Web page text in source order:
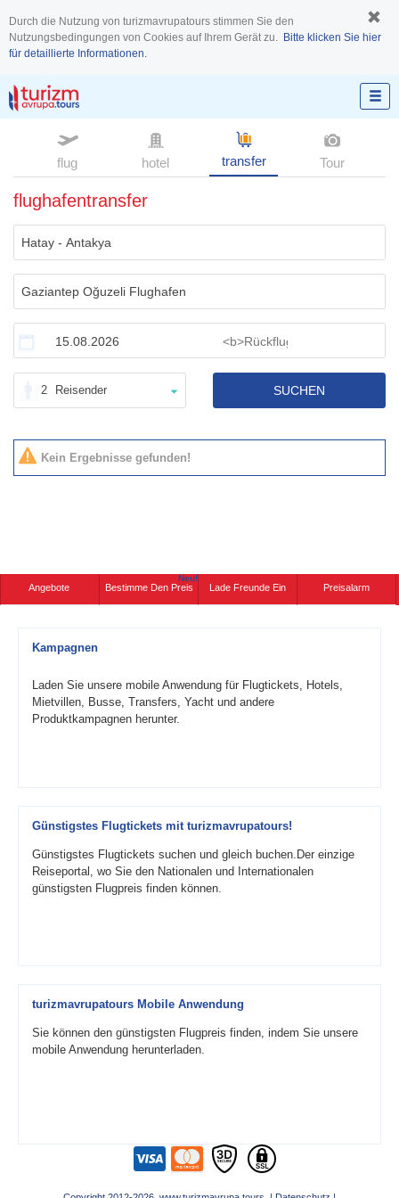
Durch die Nutzung von turizmavrupatours stimmen Sie den
Nutzungsbedingungen von Cookies auf Ihrem Gerät zu. Bitte klicken Sie hier
für detaillierte Informationen.
flug hotel transfer Tour
flughafentransfer
2 Reisender SUCHEN
Kein Ergebnisse gefunden!
Angebote Bestimme Den Preis
Neu!
Lade Freunde Ein Preisalarm
Kampagnen
Laden Sie unsere mobile Anwendung für Flugtickets, Hotels,
Mietvillen, Busse, Transfers, Yacht und andere
Produktkampagnen herunter.
Günstigstes Flugtickets mit turizmavrupatours!
Günstigstes Flugtickets suchen und gleich buchen.Der einzige
Reiseportal, wo Sie den Nationalen und Internationalen
günstigsten Flugpreis finden können.
turizmavrupatours Mobile Anwendung
Sie können den günstigsten Flugpreis finden, indem Sie unsere
mobile Anwendung herunterladen.